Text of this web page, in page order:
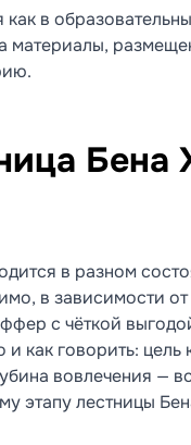
в
материалы,
Бена
в разном
в зависимости
с чёткой
и как говорить:
вовлечения —
этапу лестницы